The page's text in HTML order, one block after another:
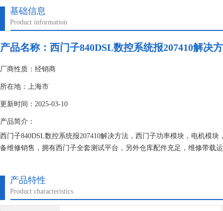
基础信息
Product information
产品名称： 西门子840DSL数控系统报207410解决
厂商性质：经销商
所在地：上海市
更新时间：2025-03-10
产品简介：
西门子840DSL数控系统报207410解决方法，西门子功率模块，电机模
备维修销售，拥有西门子全套测试平台，另外仓库配件充足，维修带载
产品特性
Product characteristics